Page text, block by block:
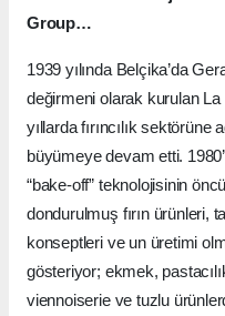
Group…
1939 yılında Belçika’da
değirmeni olarak kurulan
yıllarda fırıncılık sektörüne
büyümeye devam etti.
“bake-off” teknolojisinin
dondurulmuş fırın ürünleri,
konseptleri ve un üretimi
gösteriyor; ekmek,
viennoiserie ve tuzlu